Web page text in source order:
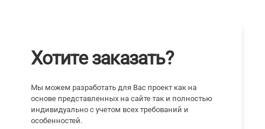
Хотите заказать?
Мы можем разработать для Вас проект как на
основе представленных на сайте так и полностью
индивидуально с учетом всех требований и
особенностей.